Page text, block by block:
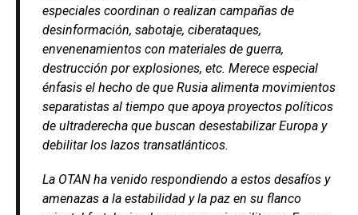
especiales coordinan o realizan campañas de
desinformación, sabotaje, ciberataques,
envenenamientos con materiales de guerra,
destrucción por explosiones, etc. Merece especial
énfasis el hecho de que Rusia alimenta movimientos
separatistas al tiempo que apoya proyectos políticos
de ultraderecha que buscan desestabilizar Europa y
debilitar los lazos transatlánticos.
La OTAN ha venido respondiendo a estos desafíos y
amenazas a la estabilidad y la paz en su flanco